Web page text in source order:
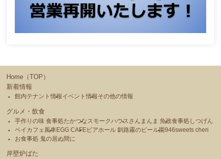
Home（TOP）
新着情報
館内テナント情報イベント情報その他の情報
グルメ・飲食
手作りの味 食事処たかつな スモークハウス さんまんま 魚政食事処しつげん
ベイカフェ風車EGG CAFEビアホール 釧路霧のビール園946sweets cheri
お食事処 鬼の居ぬ間に
岸壁炉ばた